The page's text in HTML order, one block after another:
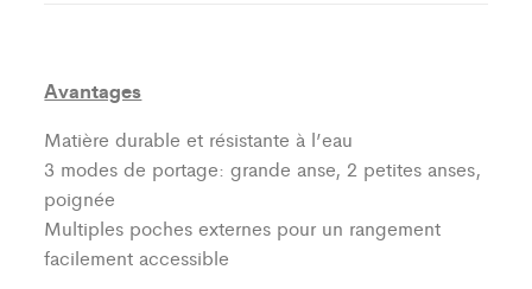
Avantages
Matière durable et résistante à l’eau
3 modes de portage: grande anse, 2 petites anses,
poignée
Multiples poches externes pour un rangement
facilement accessible